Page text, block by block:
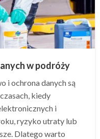
w podróży
i ochrona danych są
kiedy
i
ryzyko utraty lub
Dlatego warto